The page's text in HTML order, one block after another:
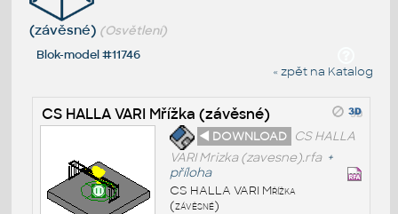
(závěsné) (Osvětlení)
Blok-model #11746
« zpět na Katalog
CS HALLA VARI Mřížka (závěsné)
◄ DOWNLOAD CS HALLA
VARI Mrizka (zavesne).rfa +
příloha
CS HALLA VARI Mřížka
(závěsné)